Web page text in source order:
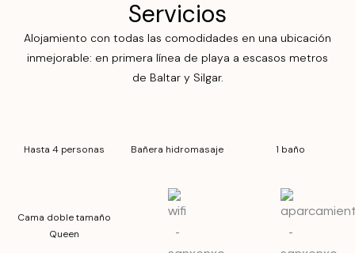
Servicios
Alojamiento con todas las comodidades en una ubicación
inmejorable: en primera línea de playa a escasos metros
de Baltar y Silgar.
Hasta 4 personas Bañera hidromasaje 1 baño
Cama doble tamaño
Queen